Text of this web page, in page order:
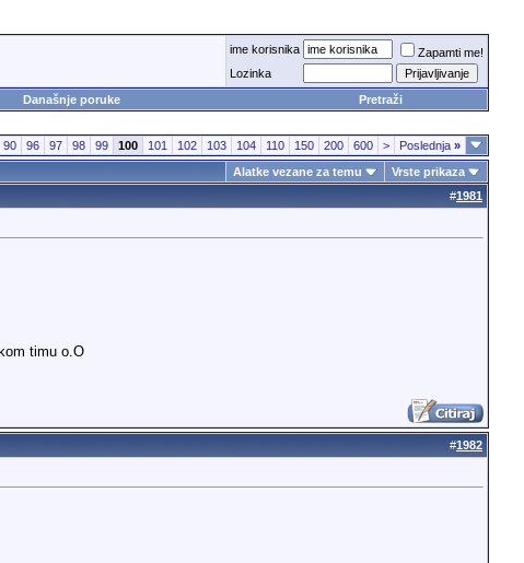
ime korisnika
Zapamti me!
Lozinka
Današnje poruke Pretraži
90 96 97 98 99 100 101 102 103 104 110 150 200 600 > Poslednja »
Alatke vezane za temu
Vrste prikaza
#1981
timu o.O
#1982